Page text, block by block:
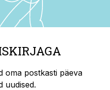
oma postkasti päeva
uudised.